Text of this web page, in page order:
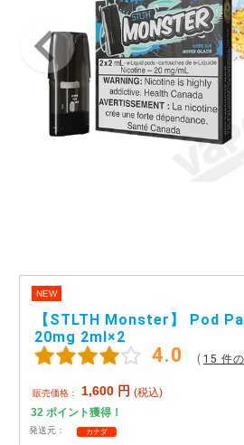
アメリカ・カナダ製 日本製（フレーバー）
NEW
【STLTH Monster】 Pod
20mg 2ml×2
4.0 （ 15 件
販売価格： 1,600 円 (税込)
32 ポイント獲得！
発送元： カナダ